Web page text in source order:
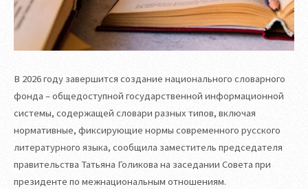
В 2026 году завершится создание национального словарного
фонда – общедоступной государственной информационной
системы, содержащей словари разных типов, включая
нормативные, фиксирующие нормы современного русского
литературного языка, сообщила заместитель председателя
правительства Татьяна Голикова на заседании Совета при
президенте по межнациональным отношениям.